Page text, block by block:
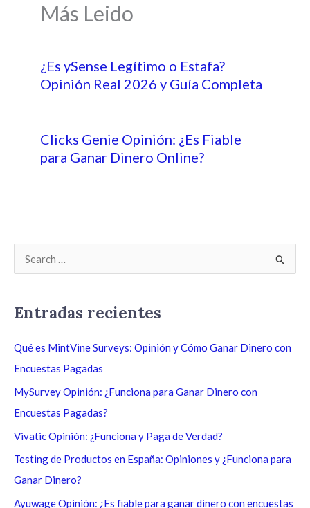
Más Leido
¿Es ySense Legítimo o Estafa?
Opinión Real 2026 y Guía Completa
Clicks Genie Opinión: ¿Es Fiable
para Ganar Dinero Online?
a
r
p
o
Entradas recientes
Qué es MintVine Surveys: Opinión y Cómo Ganar Dinero con
Encuestas Pagadas
MySurvey Opinión: ¿Funciona para Ganar Dinero con
Encuestas Pagadas?
Vivatic Opinión: ¿Funciona y Paga de Verdad?
Testing de Productos en España: Opiniones y ¿Funciona para
Ganar Dinero?
Ayuwage Opinión: ¿Es fiable para ganar dinero con encuestas